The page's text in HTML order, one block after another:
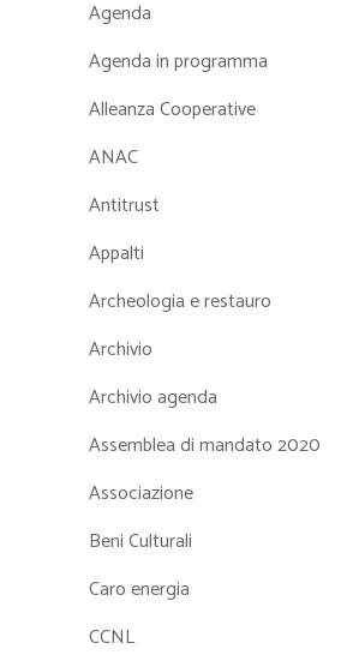
Agenda
Agenda in programma
Alleanza Cooperative
ANAC
Antitrust
Appalti
Archeologia e restauro
Archivio
Archivio agenda
Assemblea di mandato 2020
Associazione
Beni Culturali
Caro energia
CCNL